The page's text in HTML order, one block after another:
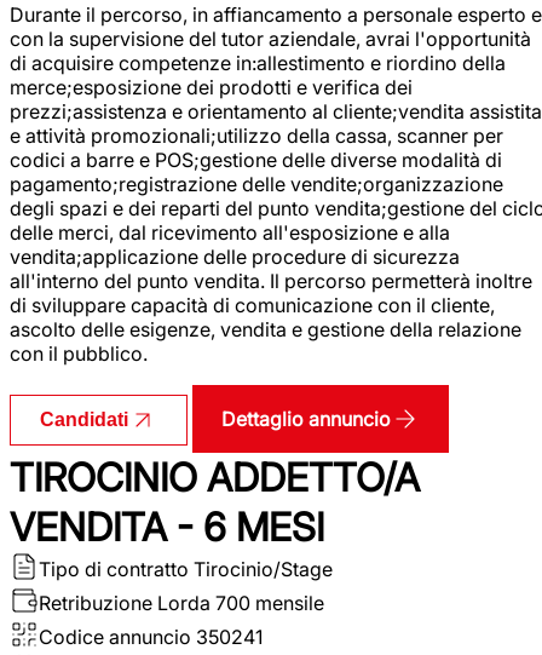
Durante il percorso, in affiancamento a personale esperto e
con la supervisione del tutor aziendale, avrai l'opportunità
di acquisire competenze in:allestimento e riordino della
merce;esposizione dei prodotti e verifica dei
prezzi;assistenza e orientamento al cliente;vendita assistita
e attività promozionali;utilizzo della cassa, scanner per
codici a barre e POS;gestione delle diverse modalità di
pagamento;registrazione delle vendite;organizzazione
degli spazi e dei reparti del punto vendita;gestione del
delle merci, dal ricevimento all'esposizione e alla
vendita;applicazione delle procedure di sicurezza
all'interno del punto vendita. Il percorso permetterà inoltre
di sviluppare capacità di comunicazione con il cliente,
ascolto delle esigenze, vendita e gestione della relazione
con il pubblico.
Candidati Dettaglio annuncio
TIROCINIO ADDETTO/A
VENDITA - 6 MESI
Tipo di contratto Tirocinio/Stage
Retribuzione Lorda 700 mensile
Codice annuncio 350241